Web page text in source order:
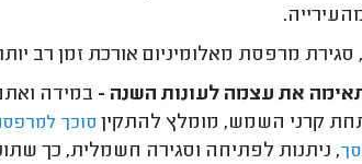
סגירת מרפסת מאלומיניום אורכת זמן רב
את עצמה לעונות השנה - במידה
קרני השמש, מומלץ להתקין סוכך
, ניתנות לפתיחה וסגירה חשמלית, כך